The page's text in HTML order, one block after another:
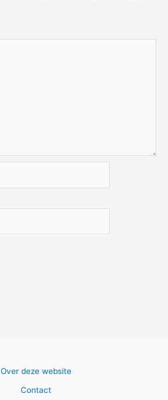
Over deze website
Contact